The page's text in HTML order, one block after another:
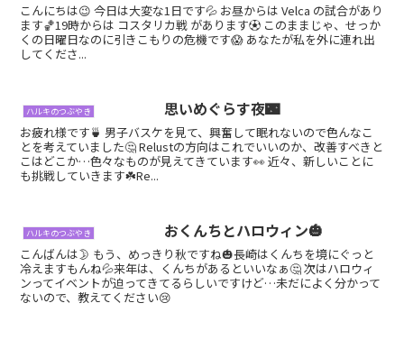
こんにちは😉 今日は大変な1日です💦 お昼からは Velca の試合があり
ます🏀19時からは コスタリカ戦 があります⚽ このままじゃ、せっか
くの日曜日なのに引きこもりの危機です😱 あなたが私を外に連れ出
してくださ...
ハルキのつぶやき 思いめぐらす夜🌃
お疲れ様です🍵 男子バスケを見て、興奮して眠れないので色んなこ
とを考えていました🤔 Relustの方向はこれでいいのか、改善すべきと
こはどこか…色々なものが見えてきています👀 近々、新しいことに
も挑戦していきます☘️Re...
ハルキのつぶやき おくんちとハロウィン🎃
こんばんは🌛 もう、めっきり秋ですね🎃長崎はくんちを境にぐっと
冷えますもんね💦来年は、くんちがあるといいなぁ🤔 次はハロウィ
ンってイベントが迫ってきてるらしいですけど…未だによく分かって
ないので、教えてください😢